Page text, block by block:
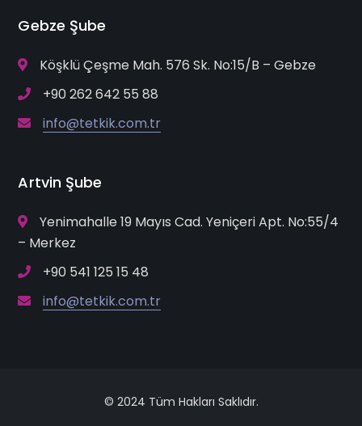
Gebze Şube
Köşklü Çeşme Mah. 576 Sk. No:15/B – Gebze
+90 262 642 55 88
info@tetkik.com.tr
Artvin Şube
Yenimahalle 19 Mayıs Cad. Yeniçeri Apt. No:55/4
– Merkez
+90 541 125 15 48
info@tetkik.com.tr
© 2024 Tüm Hakları Saklıdır.